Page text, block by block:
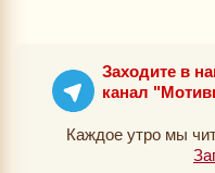
Заходите в
канал
Каждое утро мы